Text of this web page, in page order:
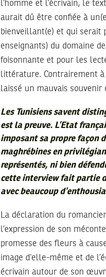
l’homme et l’écrivain, le
aurait dû être confiée à
bienveillant(e) et qui serait
enseignants) du domaine
foisonnante et pour les
littérature. Contrairement
laissé un mauvais souvenir
Les Tunisiens savent
est la preuve. L’Etat
imposant sa propre façon
maghrébines en
représentés, ni bien
cette interview fait partie
avec beaucoup
La déclaration du
l’expression de son
promesse des fleurs à
image d’elle-même et de
écrivain autour de son